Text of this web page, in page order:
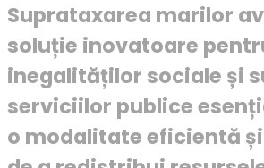
Suprataxarea marilor
soluție inovatoare
inegalităților sociale și
serviciilor publice
o modalitate eficientă